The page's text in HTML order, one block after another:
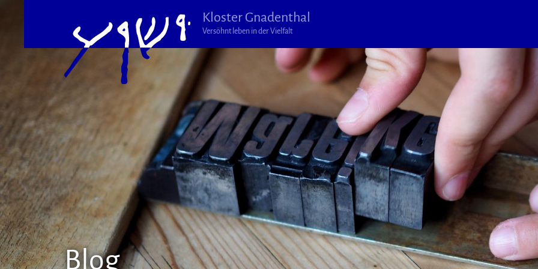
Kloster Gnadenthal
Versöhnt leben in der Vielfalt
Blog